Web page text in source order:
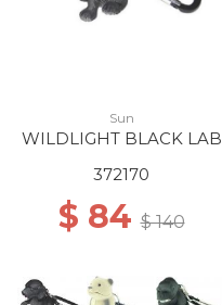
Sun
WILDLIGHT BLACK LAB
372170
$ 84$ 140